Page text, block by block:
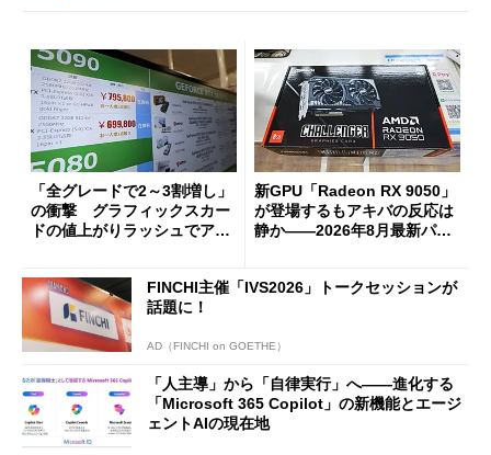
「全グレードで2～3割増し」
の衝撃 グラフィックスカー
ドの値上がりラッシュでアキ
新GPU「Radeon RX 9050」
が登場するもアキバの反応は
静か――2026年8月最新パー
FINCHI主催「IVS2026」トークセッションが
話題に！
AD（FINCHI on GOETHE）
「人主導」から「自律実行」へ――進化する
「Microsoft 365 Copilot」の新機能とエージ
ェントAIの現在地